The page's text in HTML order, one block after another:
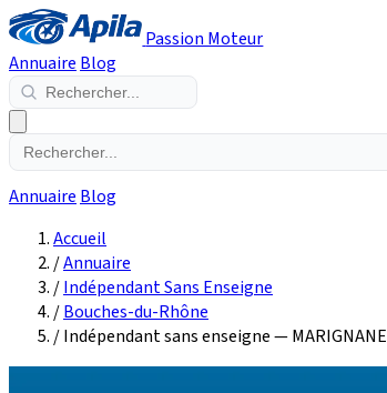
Passion Moteur
Annuaire Blog
Annuaire Blog
Accueil
/Annuaire
/Indépendant Sans Enseigne
/Bouches-du-Rhône
/Indépendant sans enseigne — MARIGNANE